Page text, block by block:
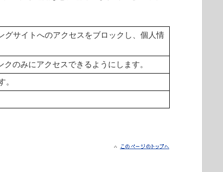
サイトへのアクセスをブロックし、個人情
のみにアクセスできるようにします。
。